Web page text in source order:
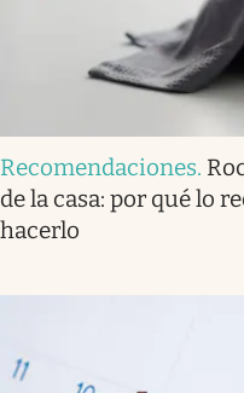
Recomendaciones.
de la casa: por qué lo
hacerlo